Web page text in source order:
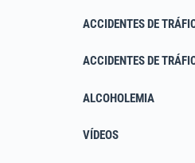
ACCIDENTES DE
ACCIDENTES DE
ALCOHOLEMIA
VÍDEOS